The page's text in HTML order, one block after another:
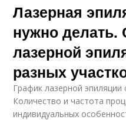
Лазерная
нужно делать.
лазерной
разных
График лазерной эпиляции
Количество и частота
индивидуальных